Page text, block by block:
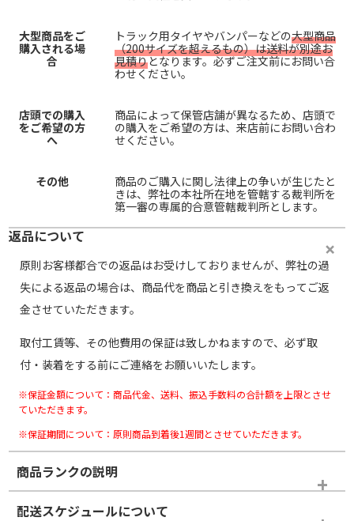
大型商品をご
購入される場
合
トラック用タイヤやバンパーなどの大型商品
（200サイズを超えるもの）は送料が別途お
見積りとなります。必ずご注文前にお問い合
わせください。
店頭での購入
をご希望の方
へ
商品によって保管店舗が異なるため、店頭で
の購入をご希望の方は、来店前にお問い合わ
せください。
その他
商品のご購入に関し法律上の争いが生じたと
きは、弊社の本社所在地を管轄する裁判所を
第一審の専属的合意管轄裁判所とします。
返品について
原則お客様都合での返品はお受けしておりませんが、弊社の過
失による返品の場合は、商品代を商品と引き換えをもってご返
金させていただきます。
取付工賃等、その他費用の保証は致しかねますので、必ず取
付・装着をする前にご連絡をお願いいたします。
※保証金額について：商品代金、送料、振込手数料の合計額を上限とさせ
ていただきます。
※保証期間について：原則商品到着後1週間とさせていただきます。
商品ランクの説明
※商品ランクは出品者の主観により判断しておりますので、あら
かじめご了承ください。
配送スケジュールについて